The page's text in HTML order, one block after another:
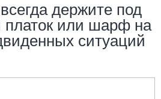
держите под
или шарф на
ситуаций